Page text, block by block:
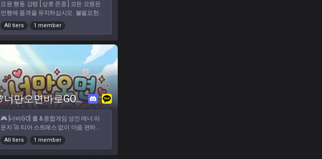
요원 행동 강령️ [ 상호 존중 ] 모든 요원은
언행에 품격을 유지하십시오. 불필요한
분쟁은 즉각적인 제재 대상입니다. [ 닉네
임 통일 ] 서버 닉네임은 LOL 닉네임과 동
일하게 설정해야 합니다. (변경 시 운영진
에게 즉시 요청하십시오.)
━━━━━━━━━━━━━━━━━━━━━━━━━━━━━━━━
내전 및 팀 게임 수칙 [ 운영 목표 ] 개인의
기량보다 팀원 간의 협동을 통한 승리를
최우선 가치로 삼습니다. [ 서렌 금지 ] 압
도적으로 불리한 상황이라도 항복(서렌
더)하지 않고 끝까지 최선을 다해 데이터
를 수집하십시오. [ 매너 게임 ] 게임 내 과
한 감정표현 및 상대방을 도발하는 모든
행위는 엄격히 금지합니다.
━━━━━━━━━━━━━━━━━━━━━━━━━━━━━━━━
[ 승급 프로세스 ] 모든 신규 진입 요원은 1
주일간의 검증 기간을 거칩니다. 방법: 1
All tiers 1 member
🌸너만오면바로GO🌸 Season2
🎮 [너바GO] 롤 & 종합게임 성인 매너 라
운지 🚀 티어 스트레스 없이 마음 편하게
게임할 공간을 찾으시나요? 만 19세 이상
성인이라면 누구나! 부담 없이 힐링하며
게임할 유저분들을 모집합니다! ☕ ✨ 너바
All tiers 1 member